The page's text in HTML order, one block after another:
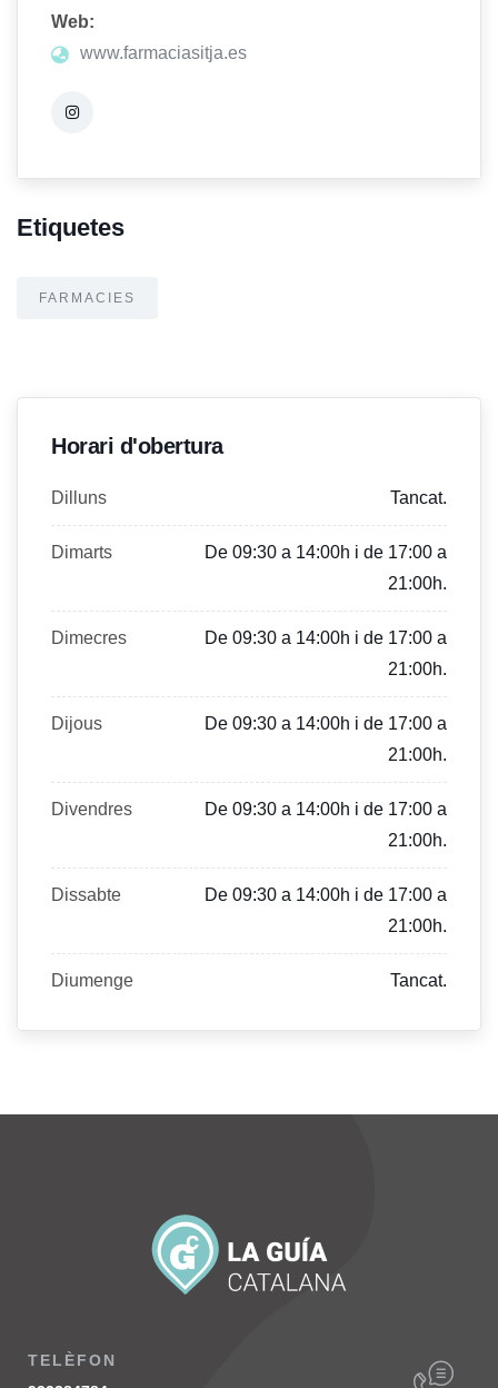
Web:
www.farmaciasitja.es
Etiquetes
FARMACIES
Horari d'obertura
Dilluns Tancat.
Dimarts
De 09:30 a 14:00h i de 17:00 a
21:00h.
Dimecres
De 09:30 a 14:00h i de 17:00 a
21:00h.
Dijous
De 09:30 a 14:00h i de 17:00 a
21:00h.
Divendres
De 09:30 a 14:00h i de 17:00 a
21:00h.
Dissabte
De 09:30 a 14:00h i de 17:00 a
21:00h.
Diumenge Tancat.
TELÈFON